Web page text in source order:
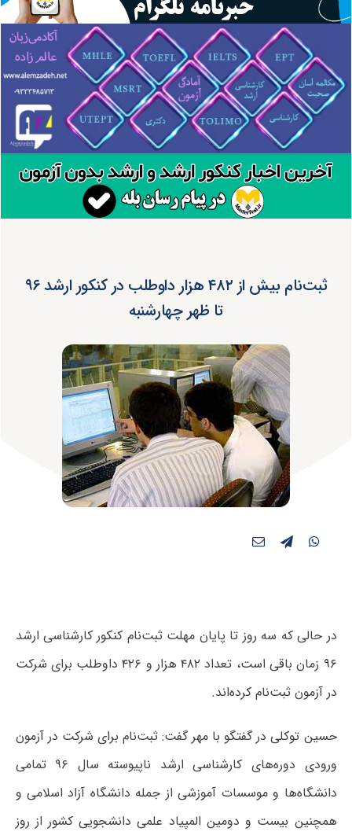
ثبت‌نام بیش از ۴۸۲ هزار داوطلب در کنکور ارشد ۹۶
تا ظهر چهارشنبه
در حالی که سه روز تا پایان مهلت ثبت‌نام کنکور کارشناسی ارشد
۹۶ زمان باقی است، تعداد ۴۸۲ هزار و ۴۲۶ داوطلب برای شرکت
در آزمون ثبت‌نام کرده‌اند.
حسین توکلی در گفتگو با مهر گفت: ثبت‌نام برای شرکت در آزمون
ورودی دوره‌های کارشناسی ارشد ناپیوسته سال ۹۶ تمامی
دانشگاه‌ها و موسسات آموزشی از جمله دانشگاه آزاد اسلامی و
همچنین بیست ‌و دومین المپیاد علمی دانشجویی کشور از روز